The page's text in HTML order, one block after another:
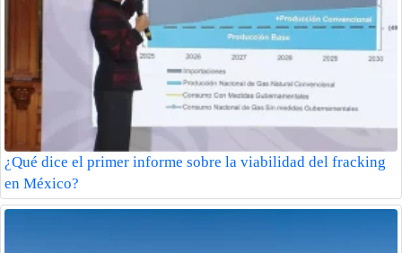
¿Qué dice el primer informe sobre la viabilidad del fracking
en México?